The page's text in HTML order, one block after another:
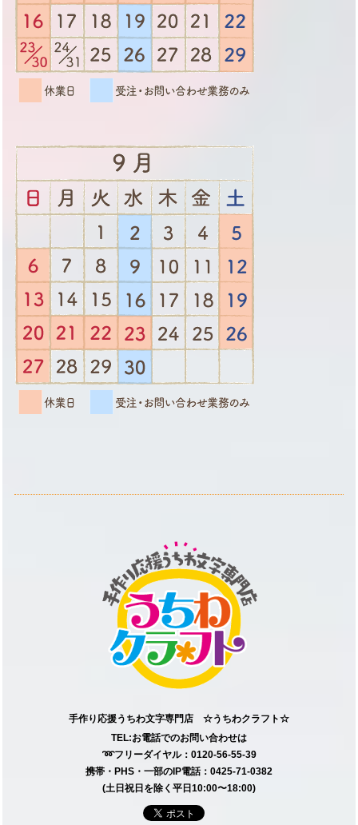
手作り応援うちわ文字専門店 ☆うちわクラフト☆
TEL:お電話でのお問い合わせは
➿フリーダイヤル：0120-56-55-39
携帯・PHS・一部のIP電話：0425-71-0382
(土日祝日を除く平日10:00〜18:00)